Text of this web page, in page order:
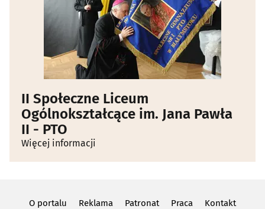
II Społeczne Liceum
Ogólnokształcące im. Jana Pawła
II - PTO
Więcej informacji
O portalu Reklama Patronat Praca Kontakt